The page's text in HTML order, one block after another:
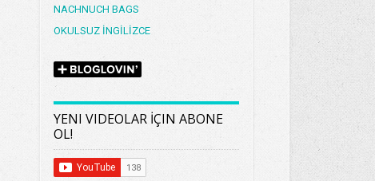
NACHNUCH BAGS
OKULSUZ İNGİLİZCE
YENI VIDEOLAR İÇIN ABONE
OL!